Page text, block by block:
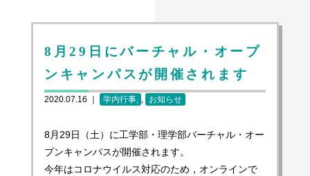
8月29日にバーチャル・オープ
ンキャンパスが開催されます
2020.07.16 ｜ 学内行事 お知らせ
8月29日（土）に工学部・理学部バーチャル・オー
プンキャンパスが開催されます。
今年はコロナウイルス対応のため，オンラインで